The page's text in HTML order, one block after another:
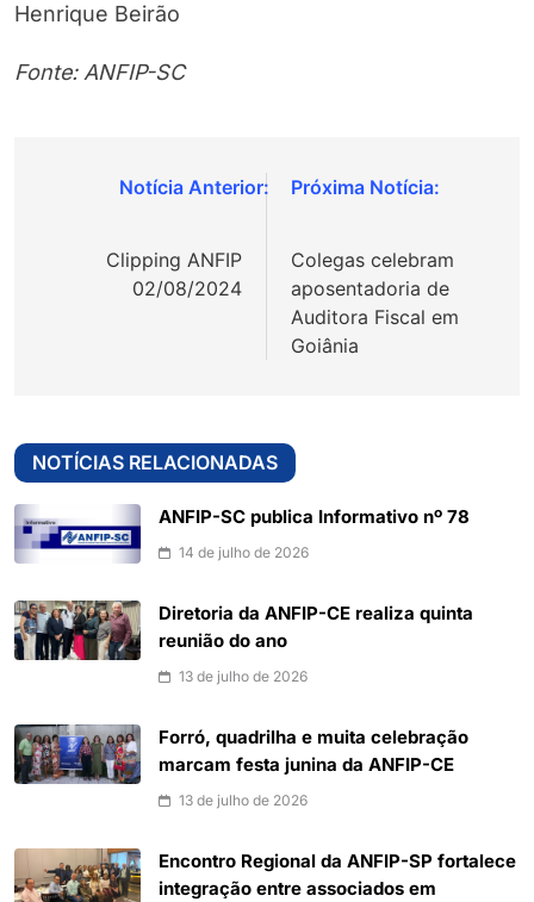
Henrique Beirão
Fonte: ANFIP-SC
Navegação
Clipping ANFIP
02/08/2024
Colegas celebram
aposentadoria de
Auditora Fiscal em
Goiânia
NOTÍCIAS RELACIONADAS
ANFIP-SC publica Informativo nº 78
14 de julho de 2026
Diretoria da ANFIP-CE realiza quinta
reunião do ano
13 de julho de 2026
Forró, quadrilha e muita celebração
marcam festa junina da ANFIP-CE
13 de julho de 2026
Encontro Regional da ANFIP-SP fortalece
integração entre associados em